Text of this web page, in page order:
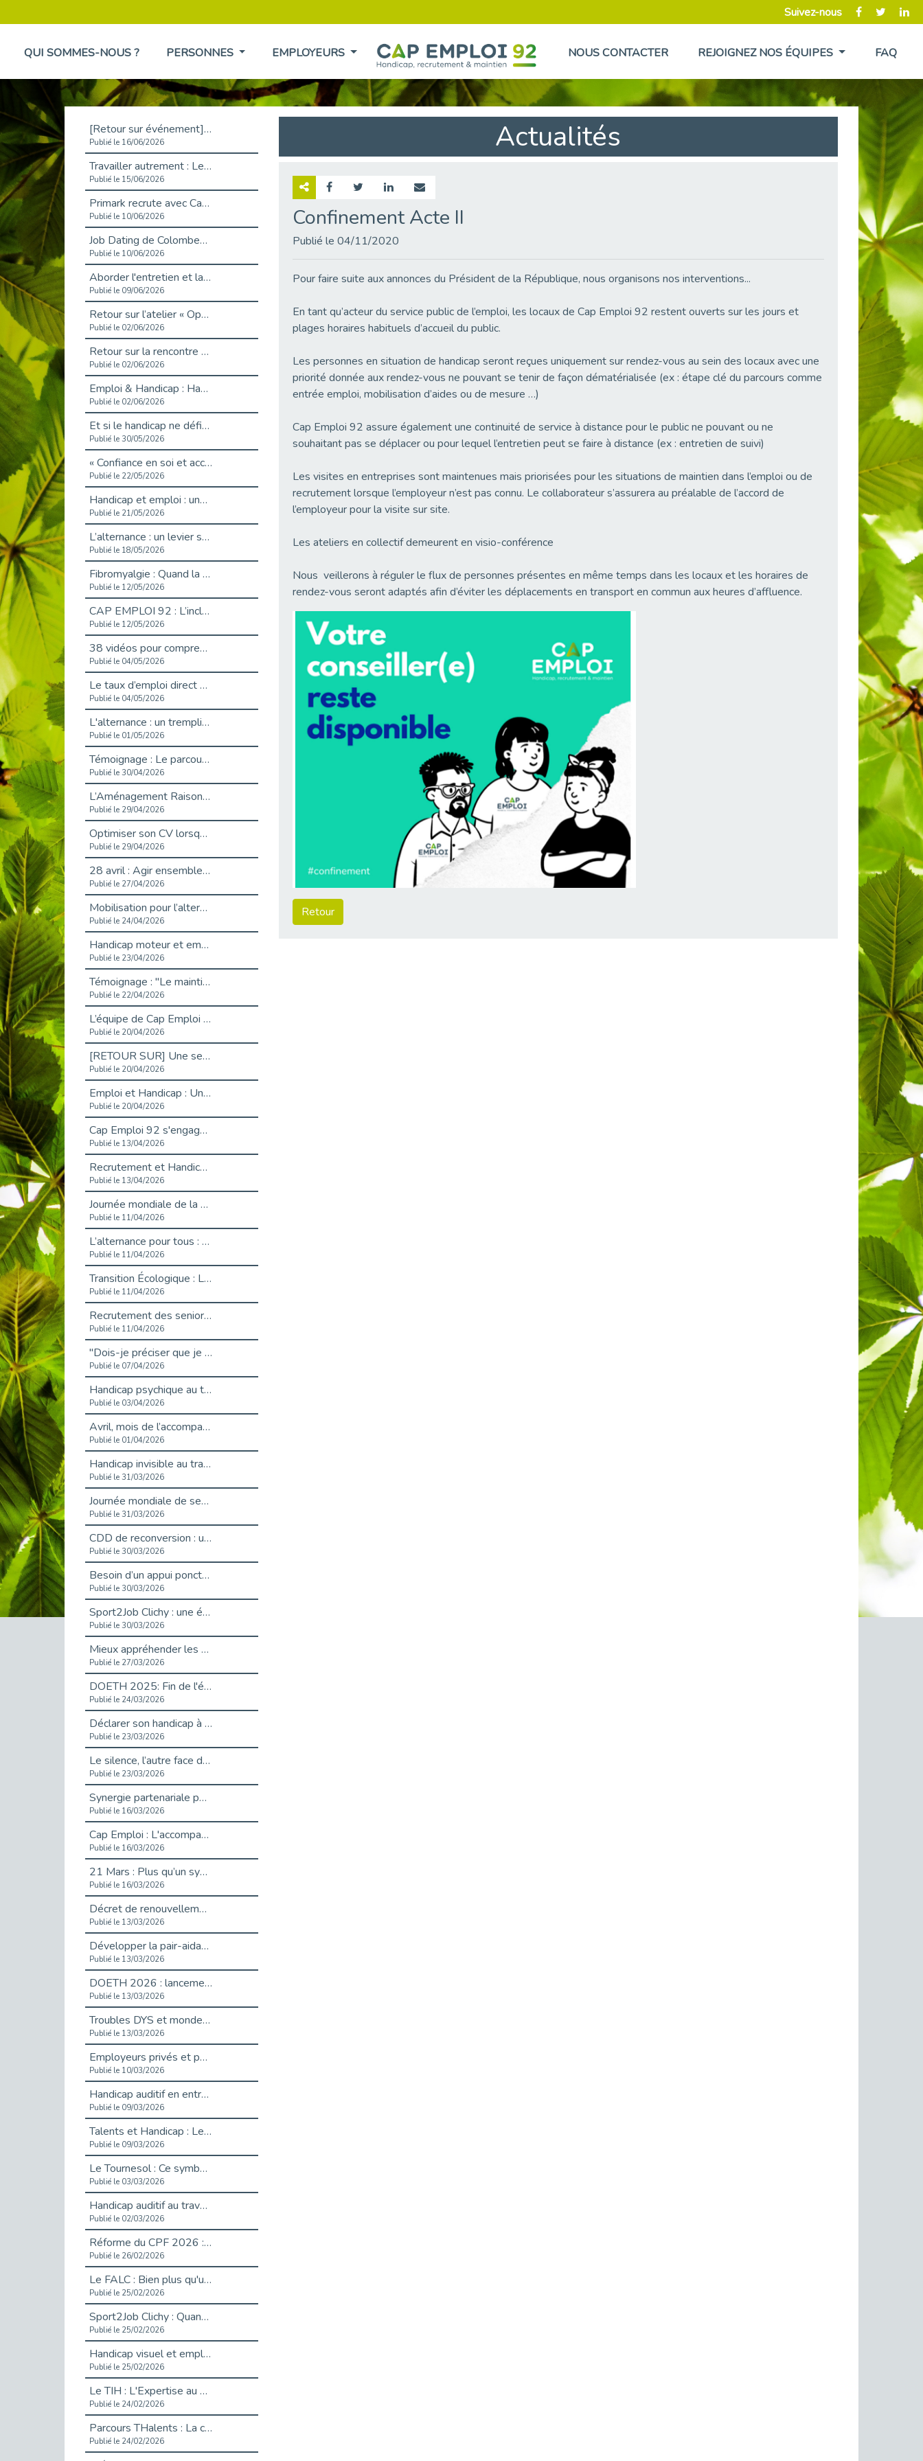
Suivez-nous
QUI SOMMES-NOUS ? PERSONNES EMPLOYEURS NOUS CONTACTER REJOIGNEZ NOS ÉQUIPES FAQ
[Retour sur événement] L'inclusion au cœur de la Place de l'Emploi à La Défense !
Publié le 16/06/2026
Travailler autrement : Le défi de l'intégration des maladies chroniques en entreprise
Publié le 15/06/2026
Primark recrute avec Cap Emploi 92, une matinée couronnée de succès !
Publié le 10/06/2026
Job Dating de Colombes – Emploi et Insertion
Publié le 10/06/2026
Aborder l'entretien et la situation de handicap en toute confiance
Publié le 09/06/2026
Retour sur l’atelier « Optimiser sa recherche d’emploi »
Publié le 02/06/2026
Retour sur la rencontre entre Cap Emploi 92 et Thales (Campus Meudon)
Publié le 02/06/2026
Emploi & Handicap : Hachette Livre et Cap emploi 92 renforcent leur collaboration
Publié le 02/06/2026
Et si le handicap ne définissait plus la carrière ?
Publié le 30/05/2026
« Confiance en soi et acceptation du handicap » : un levier puissant vers l’emploi
Publié le 22/05/2026
Handicap et emploi : une matinée pour briser les tabous
Publié le 21/05/2026
L’alternance : un levier stratégique pour recruter et inclure durablement
Publié le 18/05/2026
Fibromyalgie : Quand la douleur invisible s’invite au bureau
Publié le 12/05/2026
CAP EMPLOI 92 : L’inclusion portée à son sommet, bien au-delà des quotas
Publié le 12/05/2026
38 vidéos pour comprendre et agir durablement
Publié le 04/05/2026
Le taux d’emploi direct dans la fonction publique dépasse 6 % en 2025
Publié le 04/05/2026
L'alternance : un tremplin vers l'emploi aussi pour les personnes en situation de handicap
Publié le 01/05/2026
Témoignage : Le parcours de Marc, 44 ans
Publié le 30/04/2026
L’Aménagement Raisonnable : Un Levier pour l’Équité
Publié le 29/04/2026
Optimiser son CV lorsqu’on est en situation de handicap
Publié le 29/04/2026
28 avril : Agir ensemble pour une culture de prévention au travail
Publié le 27/04/2026
Mobilisation pour l’alternance et le handicap
Publié le 24/04/2026
Handicap moteur et emploi : réussir ses recrutements vidéo
Publié le 23/04/2026
Témoignage : "Le maintien en emploi est un investissement, pas une contrainte."
Publié le 22/04/2026
L’équipe de Cap Emploi 92 s’agrandit : Bienvenue à Charmila, Khoudia et Fadila !
Publié le 20/04/2026
[RETOUR SUR] Une session de recrutement inclusive réussie à Asnières !
Publié le 20/04/2026
Emploi et Handicap : Une alliance de style entre Cap Emploi 92 et La Cravate Solidaire
Publié le 20/04/2026
Cap Emploi 92 s'engage pour la santé mentale : La formation PSSM au cœur de l'accompagnement
Publié le 13/04/2026
Recrutement et Handicap : Et si vous testiez avant de vous engager ?
Publié le 13/04/2026
Journée mondiale de la maladie de Parkinson : Mieux comprendre pour mieux accompagner
Publié le 11/04/2026
L’alternance pour tous : Cap Emploi 92 et Seine Ouest Entreprise et Emploi mobilisés à Boulogne-Billancourt
Publié le 11/04/2026
Transition Écologique : Les Cap Emploi 75,92 et 93 s’engagent pour un Numérique Responsable
Publié le 11/04/2026
Recrutement des seniors : Un levier de transformation pour les ETI franciliennes
Publié le 11/04/2026
"Dois-je préciser que je suis handicapé sur mon CV?"
Publié le 07/04/2026
Handicap psychique au travail : et si nous changions de regard - vidéo
Publié le 03/04/2026
Avril, mois de l’accompagnement dans l’emploi avec Cap emploi.
Publié le 01/04/2026
Handicap invisible au travail : se taire ou parler? - vidéo
Publié le 31/03/2026
Journée mondiale de sensibilisation à l’autisme
Publié le 31/03/2026
CDD de reconversion : un nouveau contrat pour sécuriser le changement de métier.
Publié le 30/03/2026
Besoin d’un appui ponctuel expertise handicap ?
Publié le 30/03/2026
Sport2Job Clichy : une édition altoséquanaise avec Cap Emploi 92.
Publié le 30/03/2026
Mieux appréhender les enjeux du handicap singulier en entreprise - vidéo
Publié le 27/03/2026
DOETH 2025: Fin de l'écrêtement
Publié le 24/03/2026
Déclarer son handicap à son employeur : un levier professionnel ?
Publié le 23/03/2026
Le silence, l’autre face du recrutement : un appel au respect des candidats.
Publié le 23/03/2026
Synergie partenariale pour l'Inclusion Professionnelle chez Orange
Publié le 16/03/2026
Cap Emploi : L'accompagnement EXH c’est quoi ?
Publié le 16/03/2026
21 Mars : Plus qu’un symbole, un engagement pour l’inclusion
Publié le 16/03/2026
Décret de renouvellement de l'aide aux employeurs d'apprentis
Publié le 13/03/2026
Développer la pair-aidance en santé mentale : guide pour les employeurs
Publié le 13/03/2026
DOETH 2026 : lancement de la campagne pour les employeurs publics
Publié le 13/03/2026
Troubles DYS et monde du travail : mieux comprendre pour mieux accompagner _ vidéo
Publié le 13/03/2026
Employeurs privés et publics : vigilance face aux démarchages liés à l’OETH en 2026
Publié le 10/03/2026
Handicap auditif en entreprise, aménagements pour sécuriser la communication - vidéo
Publié le 09/03/2026
Talents et Handicap : Le Top 10 des métiers plébiscités dans les Hauts-de-Seine
Publié le 09/03/2026
Le Tournesol : Ce symbole discret qui change la vie des personnes en situation de handicap invisible
Publié le 03/03/2026
Handicap auditif au travail : rendre l’invisible accessible
Publié le 02/03/2026
Réforme du CPF 2026 : Ce qui change ce printemps pour vos droits à la formation
Publié le 26/02/2026
Le FALC : Bien plus qu'une écriture, un levier d'inclusion
Publié le 25/02/2026
Sport2Job Clichy : Quand le terrain devient le plus beau des bureaux
Publié le 25/02/2026
Handicap visuel et emploi : lever les obstacles pour révéler les - vidéo
Publié le 25/02/2026
Le TIH : L'Expertise au Service de l'Inclusion
Publié le 24/02/2026
Parcours THalents : La complémentarité au service de l'Emploi.
Publié le 24/02/2026
Actualités
Confinement Acte II
Publié le 04/11/2020
Pour faire suite aux annonces du Président de la République, nous organisons nos interventions...
En tant qu’acteur du service public de l’emploi, les locaux de Cap Emploi 92 restent ouverts sur les jours et
plages horaires habituels d’accueil du public.
Les personnes en situation de handicap seront reçues uniquement sur rendez-vous au sein des locaux avec une
priorité donnée aux rendez-vous ne pouvant se tenir de façon dématérialisée (ex : étape clé du parcours comme
entrée emploi, mobilisation d’aides ou de mesure …)
Cap Emploi 92 assure également une continuité de service à distance pour le public ne pouvant ou ne
souhaitant pas se déplacer ou pour lequel l’entretien peut se faire à distance (ex : entretien de suivi)
Les visites en entreprises sont maintenues mais priorisées pour les situations de maintien dans l’emploi ou de
recrutement lorsque l’employeur n’est pas connu. Le collaborateur s’assurera au préalable de l’accord de
l’employeur pour la visite sur site.
Les ateliers en collectif demeurent en visio-conférence
Nous veillerons à réguler le flux de personnes présentes en même temps dans les locaux et les horaires de
rendez-vous seront adaptés afin d’éviter les déplacements en transport en commun aux heures d’affluence.
Retour